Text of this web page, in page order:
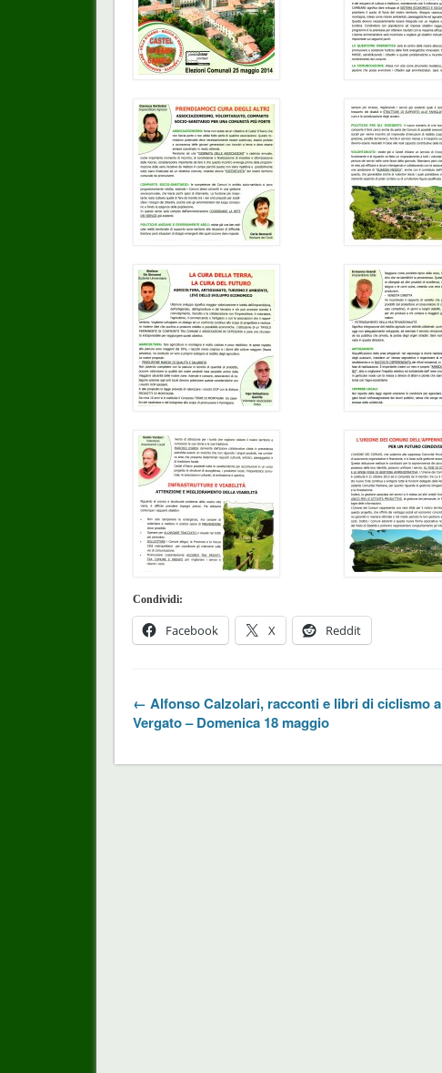
Condividi:
Facebook X Reddit
← Alfonso Calzolari, racconti e libri di ciclismo a
Vergato – Domenica 18 maggio